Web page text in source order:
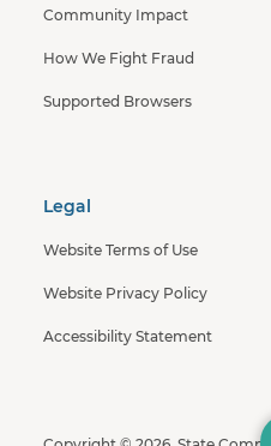
Community Impact
How We Fight Fraud
Supported Browsers
Legal
Website Terms of Use
Website Privacy Policy
Accessibility Statement